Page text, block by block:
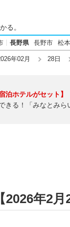
る。
長野県 長野市 松
年02月 28日
泊ホテルがセット】
きる！「みなとみ
年2月